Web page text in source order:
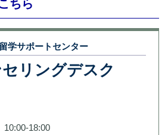
ちら
学サポートセンター
リングデスク
18:00